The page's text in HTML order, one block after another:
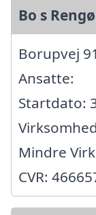
Bo s
Borupvej
Ansatte:
Startdato:
Mindre
CVR: